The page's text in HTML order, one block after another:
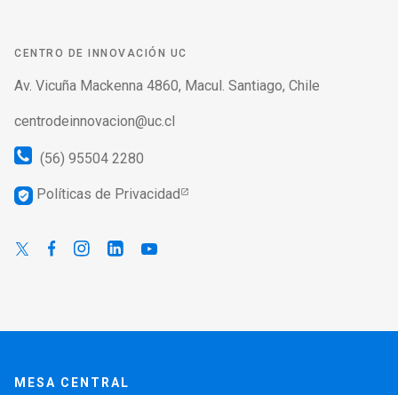
CENTRO DE INNOVACIÓN UC
Av. Vicuña Mackenna 4860, Macul. Santiago, Chile
centrodeinnovacion@uc.cl
(56) 95504 2280
verified_user Políticas de Privacidad
MESA CENTRAL